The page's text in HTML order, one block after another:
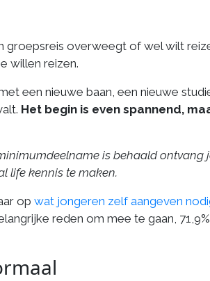
groepsreis overweegt of wel wilt
willen reizen.
een nieuwe baan, een nieuwe
Het begin is even spannend,
is behaald ontvang
life kennis te maken.
op wat jongeren zelf aangeven
reden om mee te gaan,